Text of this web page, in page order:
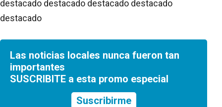
destacado destacado destacado destacado
destacado
Las noticias locales nunca fueron tan
importantes
SUSCRIBITE a esta promo especial
Suscribirme